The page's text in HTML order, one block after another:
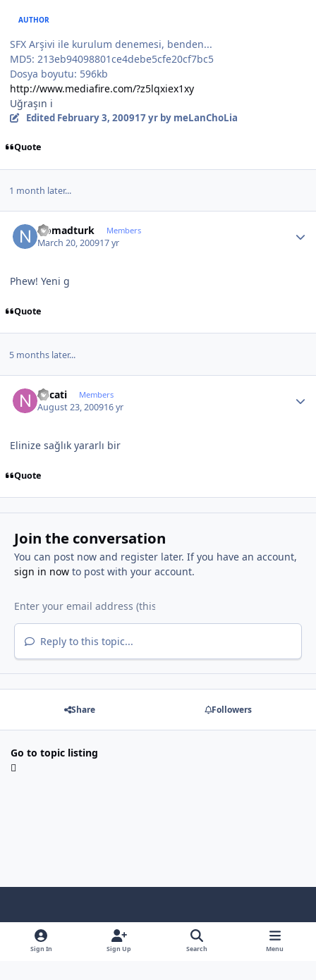
AUTHOR
SFX Arşivi ile kurulum denemesi, benden...
MD5: 213eb94098801ce4debe5cfe20cf7bc5
Dosya boyutu: 596kb
http://www.mediafire.com/?z5lqxiex1xy
Uğraşın i
Edited February 3, 200917 yrby meLanChoLia
Quote
1 month later...
Nomadturk Members
March 20, 200917 yr
Phew! Yeni g
Quote
5 months later...
necati Members
August 23, 200916 yr
Elinize sağlık yararlı bir
Quote
Join the conversation
You can post now and register later. If you have an account,
sign in nowto post with your account.
Reply to this topic...
Share Followers
Go to topic listing
Light ModeDark ModeSystem Preference
a
y
o
Sign In Sign Up Search Menu